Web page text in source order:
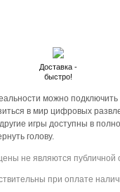
Доставка -
быстро!
можно
в мир цифровых
игры доступны в
голову.
не являются публичной
при оплате